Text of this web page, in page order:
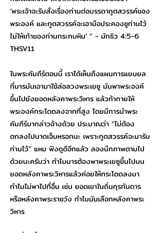
‘พระเจ้าจะรับสั่งเรื่องท่านต่อบรรดาทูตสวรรค์ของ
พระองค์ และทูตสวรรค์จะเอามือประคองชูท่านไว้
ไม่ให้เท้าของท่านกระทบหิน’ ” - มัทธิว‬ ‭4:5-6‬
‭THSV11‬‬
ในพระคัมภีร์ตอนนี้ เราได้เห็นถึงแผนการแยบยล
ที่มารมันเอามาใช้ล่อลวงพระเยซู มันพาพระองค์
ขึ้นไปยังยอดหลังคาพระวิหาร แล้วท้าทายให้
พระองค์กระโดดลงจากที่สูง โดยมีการนำพระ
คัมภีร์มากล่าวอ้างด้วย ประมาณว่า “ไม่ต้อง
ตกลงไปบาดเจ็บหรอกนะ เพราะทูตสวรรค์จะมารับ
ท่านไว้” แหม ฟังดูดีอีกแล้ว ลองนึกภาพตามไป
ด้วยนะครับว่า ทำไมมารต้องพาพระเยซูขึ้นไปบน
ยอดหลังคาพระวิหารแล้วค่อยให้กระโดดลงมา
ทำไมไม่พาไปที่อื่น เช่น ยอดเขาในถิ่นทุรกันดาร
หรือหลังคาพระราชวัง ทำไมมันเลือกหลังคาพระ
วิหาร